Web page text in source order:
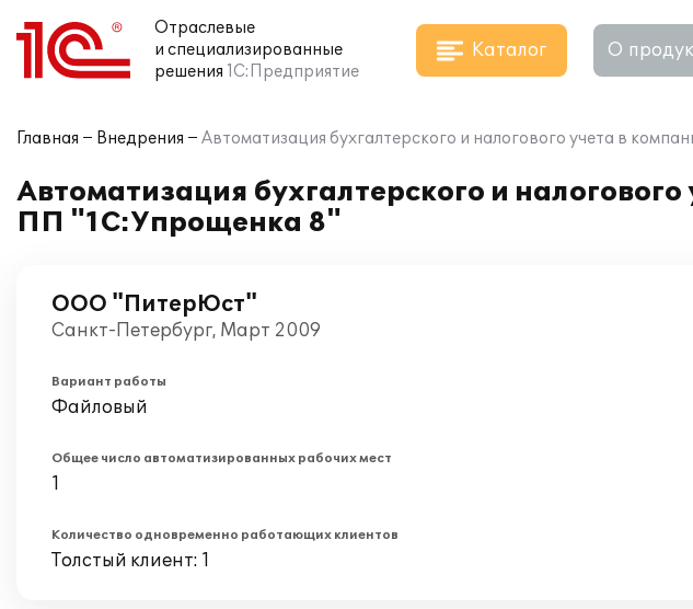
Отраслевые
и специализированные
решения 1С:Предприятие
Каталог О
Главная Внедрения Автоматизация бухгалтерского и налогового учета в
Автоматизация бухгалтерского и
ПП "1С:Упрощенка 8"
ООО "ПитерЮст"
Санкт-Петербург, Март 2009
Вариант работы
Файловый
Общее число автоматизированных рабочих мест
1
Количество одновременно работающих клиентов
Толстый клиент: 1